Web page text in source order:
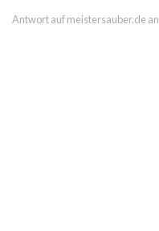
Antwort auf meistersauber.de an